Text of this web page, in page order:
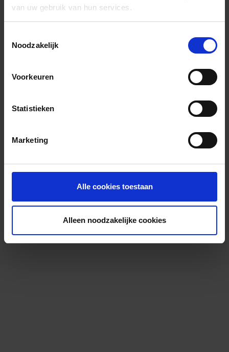
van uw gebruik van hun services.
Noodzakelijk
Voorkeuren
Statistieken
Marketing
Alle cookies toestaan
Alleen noodzakelijke cookies